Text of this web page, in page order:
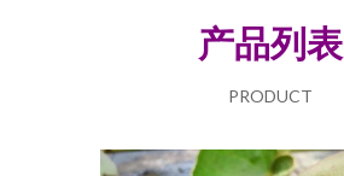
产品列表
PRODUCT